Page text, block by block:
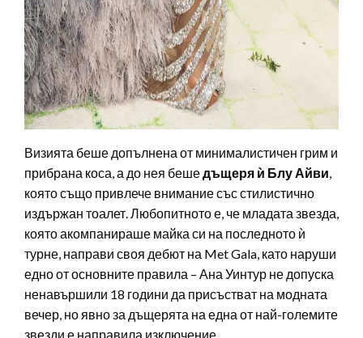
Визията беше допълнена от минималистичен грим и
прибрана коса, а до нея бешедъщеря ѝ Блу Айви,
която също привлече внимание със стилистично
издържан тоалет. Любопитното е, че младата звезда,
която акомпанираше майка си на последното ѝ
турне, направи своя дебют на Met Gala, като наруши
едно от основните правила – Ана Уинтур не допуска
ненавършили 18 години да присъстват на модната
вечер, но явно за дъщерята на една от най-големите
звезди е направила изключение.